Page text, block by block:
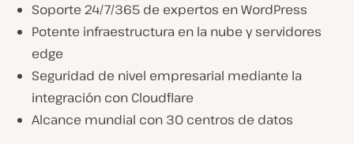
Soporte 24/7/365 de expertos en WordPress
Potente infraestructura en la nube y servidores
edge
Seguridad de nivel empresarial mediante la
integración con Cloudflare
Alcance mundial con 30 centros de datos